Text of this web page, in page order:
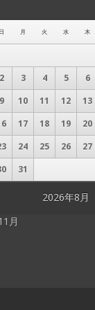
2026年8月
日 月 火 水 木
2
3 4 5 6
9
10 11 12 13
17 18 19 20
24 25 26 27
31
月